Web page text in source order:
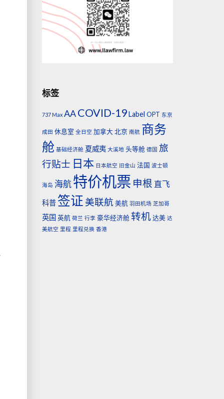
标签
737 Max AA COVID-19 Label OPT 东京
成田 休息室 全日空 加拿大 北京 南航 商务
舱 基础经济舱 夏威夷 大溪地 头等舱 德国 旅
行贴士 日本 日本航空 旧金山 法国 波士顿
海岛 海航 特价机票 申根 直飞
科普 签证 美联航 美航 羽田机场 芝加哥
英国 英航 荷兰 行李 豪华经济舱 转机 达美 达
美航空 里程 里程兑换 香港